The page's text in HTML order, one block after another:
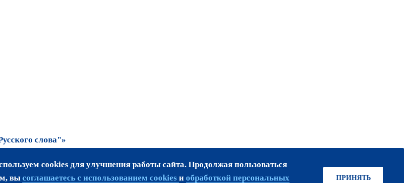
слова"»
только
ПРИСОЕДИНЯЙТЕСЬ!
cookies для улучшения работы сайта. Продолжая пользоваться
вы соглашаетесь с использованием cookies и обработкой персональных ПРИНЯТЬ